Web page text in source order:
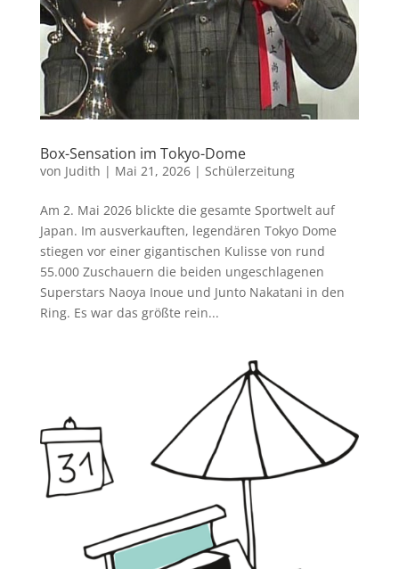
Box-Sensation im Tokyo-Dome
von Judith | Mai 21, 2026| Schülerzeitung
Am 2. Mai 2026 blickte die gesamte Sportwelt auf
Japan. Im ausverkauften, legendären Tokyo Dome
stiegen vor einer gigantischen Kulisse von rund
55.000 Zuschauern die beiden ungeschlagenen
Superstars Naoya Inoue und Junto Nakatani in den
Ring. Es war das größte rein...